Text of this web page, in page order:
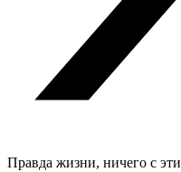
Правда жизни, ничего с